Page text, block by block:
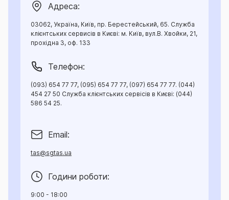
Адреса:
03062, Україна, Київ, пр. Берестейський, 65. Служба
клієнтських сервисів в Києві: м. Київ, вул.В. Хвойки, 21,
прохідна 3, оф. 133
Телефон:
(093) 654 77 77, (095) 654 77 77, (097) 654 77 77. (044)
454 27 50 Служба клієнтських сервісів в Києві: (044)
586 54 25.
Email:
tas@sgtas.ua
Години роботи:
9:00 - 18:00